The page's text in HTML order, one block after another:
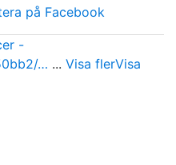
på Facebook
-
… ... Visa flerVisa